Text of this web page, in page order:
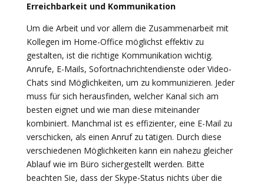
Erreichbarkeit und Kommunikation
Um die Arbeit und vor allem die Zusammenarbeit mit
Kollegen im Home-Office möglichst effektiv zu
gestalten, ist die richtige Kommunikation wichtig.
Anrufe, E-Mails, Sofortnachrichtendienste oder Video-
Chats sind Möglichkeiten, um zu kommunizieren. Jeder
muss für sich herausfinden, welcher Kanal sich am
besten eignet und wie man diese miteinander
kombiniert. Manchmal ist es effizienter, eine E-Mail zu
verschicken, als einen Anruf zu tätigen. Durch diese
verschiedenen Möglichkeiten kann ein nahezu gleicher
Ablauf wie im Büro sichergestellt werden. Bitte
beachten Sie, dass der Skype-Status nichts über die